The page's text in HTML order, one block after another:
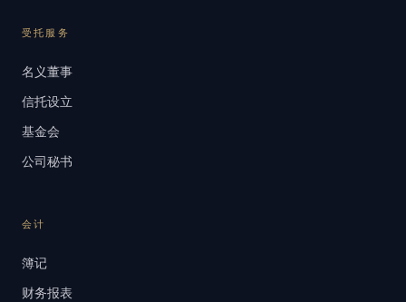
受托服务
名义董事
信托设立
基金会
公司秘书
会计
簿记
财务报表